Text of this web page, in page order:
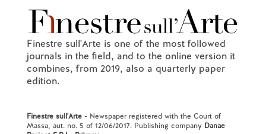
Finestre sull'Arte is one of the most followed
journals in the field, and to the online version it
combines, from 2019, also a quarterly paper
edition.
Finestre sull'Arte- Newspaper registered with the Court of
Massa, aut. no. 5 of 12/06/2017. Publishing company Danae